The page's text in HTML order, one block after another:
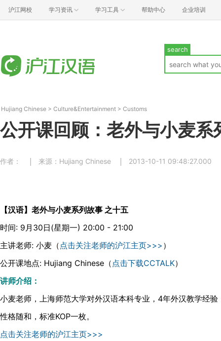
沪江网校 学习资讯 学习工具 帮助中心 企业培训
search
Hujiang Chinese > Culture&Entertainment > Customs
公开课回顾：老外与小麦系
作者： 来源：Hujiang Chinese 2013-10-11 09:48:27.000
【汉语】老外与小麦系列故事 之十五
时间: 9月30日(星期一) 20:00 - 21:00
主讲老师: 小麦（ 点击关注老师的沪江主页>>> ）
公开课地点: Hujiang Chinese（ 点击下载CCTALK）
讲师介绍：
小麦老师，上海师范大学对外汉语本科专业，4年外汉教学经
性格随和，标准KOP一枚。
点击关注老师的沪江主页>>>